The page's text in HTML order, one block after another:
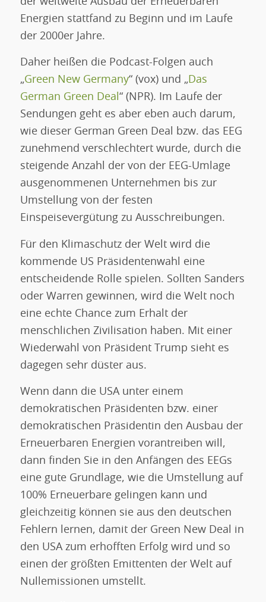
Energien stattfand zu Beginn und im Laufe
der 2000er Jahre.
Daher heißen die Podcast-Folgen auch
„Green New Germany“ (vox) und „Das
German Green Deal “ (NPR). Im Laufe der
Sendungen geht es aber eben auch darum,
wie dieser German Green Deal bzw. das EEG
zunehmend verschlechtert wurde, durch die
steigende Anzahl der von der EEG-Umlage
ausgenommenen Unternehmen bis zur
Umstellung von der festen
Einspeisevergütung zu Ausschreibungen.
Für den Klimaschutz der Welt wird die
kommende US Präsidentenwahl eine
entscheidende Rolle spielen. Sollten Sanders
oder Warren gewinnen, wird die Welt noch
eine echte Chance zum Erhalt der
menschlichen Zivilisation haben. Mit einer
Wiederwahl von Präsident Trump sieht es
dagegen sehr düster aus.
Wenn dann die USA unter einem
demokratischen Präsidenten bzw. einer
demokratischen Präsidentin den Ausbau der
Erneuerbaren Energien vorantreiben will,
dann finden Sie in den Anfängen des EEGs
eine gute Grundlage, wie die Umstellung auf
100% Erneuerbare gelingen kann und
gleichzeitig können sie aus den deutschen
Fehlern lernen, damit der Green New Deal in
den USA zum erhofften Erfolg wird und so
einen der größten Emittenten der Welt auf
Nullemissionen umstellt.